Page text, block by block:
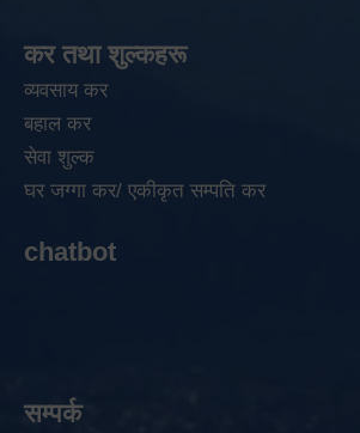
कर तथा शुल्कहरू
व्यवसाय कर
बहाल कर
सेवा शुल्क
घर जग्गा कर/ एकीकृत सम्पति कर
chatbot
सम्पर्क